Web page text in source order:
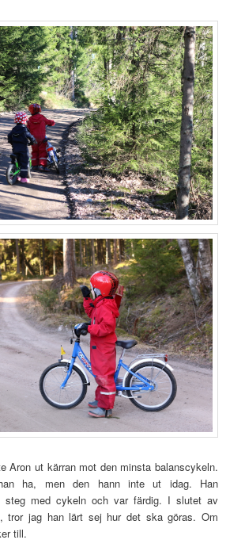
Aron ut kärran mot den minsta balanscykeln.
ha, men den hann inte ut idag. Han
steg med cykeln och var färdig. I slutet av
tror jag han lärt sej hur det ska göras. Om
till.